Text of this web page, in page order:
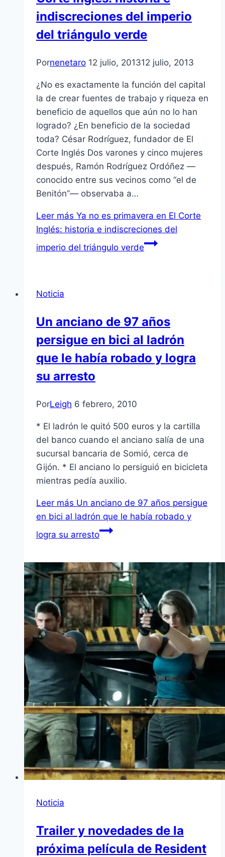
indiscreciones del imperio
del triángulo verde
Pornenetaro 12 julio, 201312 julio, 2013
¿No es exactamente la función del capital
la de crear fuentes de trabajo y riqueza en
beneficio de aquellos que aún no lo han
logrado? ¿En beneficio de la sociedad
toda? César Rodríguez, fundador de El
Corte Inglés Dos varones y cinco mujeres
después, Ramón Rodríguez Ordóñez —
conocido entre sus vecinos como “el de
Benitón”— observaba a…
Leer más Ya no es primavera en El Corte
Inglés: historia e indiscreciones del
imperio del triángulo verde
Noticia
Un anciano de 97 años
persigue en bici al ladrón
que le habí­a robado y logra
su arresto
PorLeigh 6 febrero, 2010
* El ladrón le quitó 500 euros y la cartilla
del banco cuando el anciano salí­a de una
sucursal bancaria de Somió, cerca de
Gijón. * El anciano lo persiguió en bicicleta
mientras pedí­a auxilio.
Leer más Un anciano de 97 años persigue
en bici al ladrón que le habí­a robado y
logra su arresto
Noticia
Trailer y novedades de la
próxima película de Resident